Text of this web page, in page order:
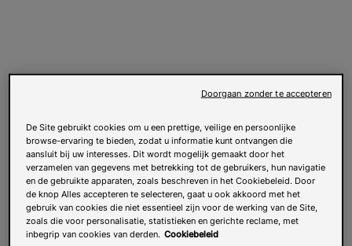
De Site gebruikt cookies om u een prettige, veilige en persoonlijke
browse-ervaring te bieden, zodat u informatie kunt ontvangen die
aansluit bij uw interesses. Dit wordt mogelijk gemaakt door het
verzamelen van gegevens met betrekking tot de gebruikers, hun navigatie
en de gebruikte apparaten, zoals beschreven in het Cookiebeleid. Door
de knop Alles accepteren te selecteren, gaat u ook akkoord met het
gebruik van cookies die niet essentieel zijn voor de werking van de Site,
zoals die voor personalisatie, statistieken en gerichte reclame, met
inbegrip van cookies van derden. Cookiebeleid
Doorgaan zonder te accepteren